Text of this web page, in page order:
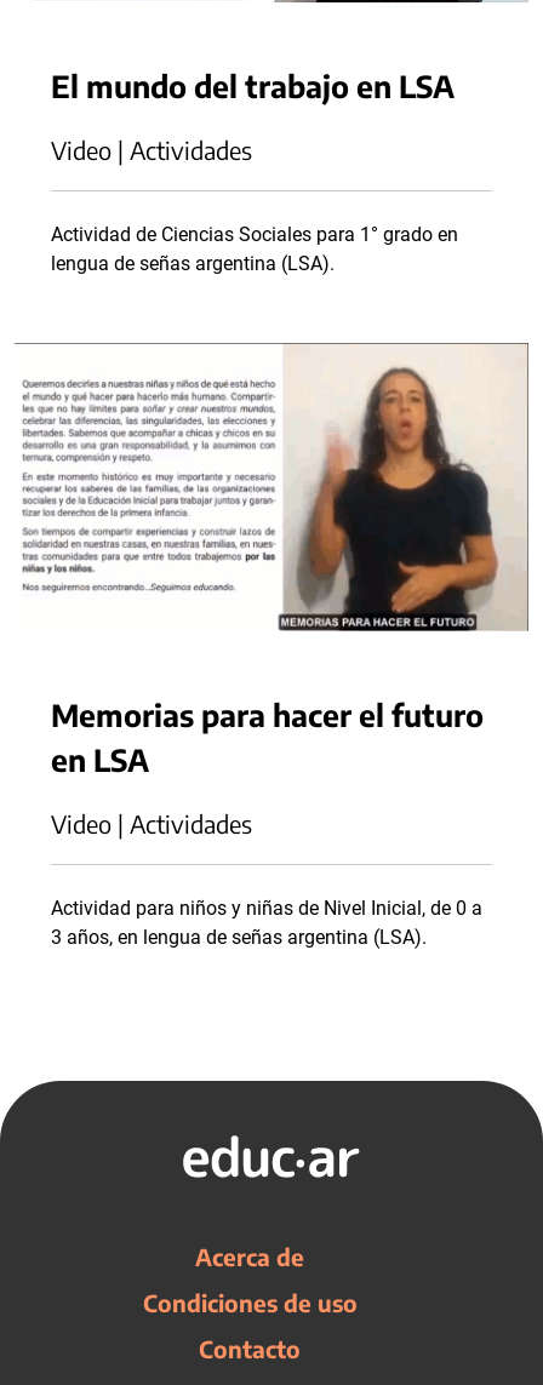
El mundo del trabajo en LSA
Video | Actividades
Actividad de Ciencias Sociales para 1° grado en
lengua de señas argentina (LSA).
Memorias para hacer el futuro
en LSA
Video | Actividades
Actividad para niños y niñas de Nivel Inicial, de 0 a
3 años, en lengua de señas argentina (LSA).
Acerca de
Condiciones de uso
Contacto